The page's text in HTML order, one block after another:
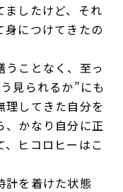
したけど、それ
身につけてきたの
うことなく、至っ
見られるか”にも
理してきた自分を
、かなり自分に正
ヒコロヒーはこ
計を着けた状態